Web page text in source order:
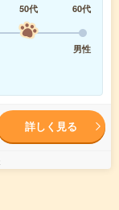
50代
60代
男性
詳しく見る